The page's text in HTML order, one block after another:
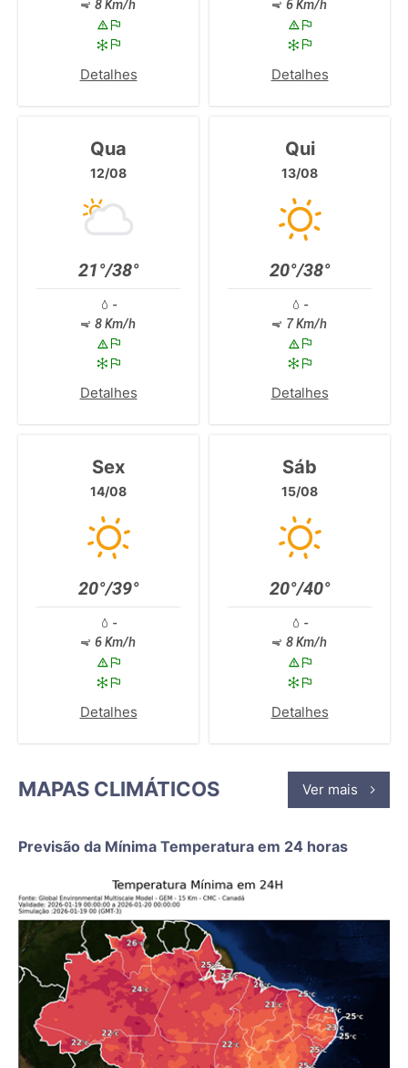
8 Km/h
Detalhes
6 Km/h
Detalhes
Qua
12/08
21°/38°
-
8 Km/h
Detalhes
Qui
13/08
20°/38°
-
7 Km/h
Detalhes
Sex
14/08
20°/39°
-
6 Km/h
Detalhes
Sáb
15/08
20°/40°
-
8 Km/h
Detalhes
MAPAS CLIMÁTICOS Ver mais
Previsão da Mínima Temperatura em 24 horas